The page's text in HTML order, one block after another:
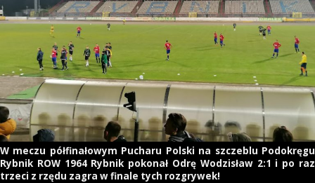
W meczu półfinałowym Pucharu Polski na szczeblu Podokręgu
Rybnik ROW 1964 Rybnik pokonał Odrę Wodzisław 2:1 i po raz
trzeci z rzędu zagra w finale tych rozgrywek!